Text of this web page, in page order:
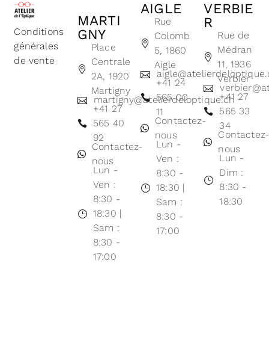
Conditions
générales
de vente
MARTI
GNY
Place
Centrale
2A, 1920
Martigny
martigny@atelierdeloptique.ch
+41 27
565 40
92
Contactez-
nous
Lun -
Ven :
8:30 -
18:30 |
Sam :
8:30 -
17:00
AIGLE
Rue
Colomb
5, 1860
Aigle
+41 24
565 00
11
Contactez-
nous
Lun -
Ven :
8:30 -
18:30 |
Sam :
8:30 -
17:00
VERBIE
R
Rue de
Médran
11, 1936
Verbier
+41 27
565 33
34
Contactez-
nous
Lun -
Dim :
8:30 -
18:30